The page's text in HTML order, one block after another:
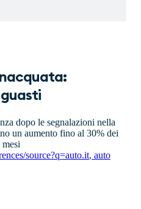
dopo le segnalazioni nella
un aumento fino al 30% dei
source?q=auto.it, auto